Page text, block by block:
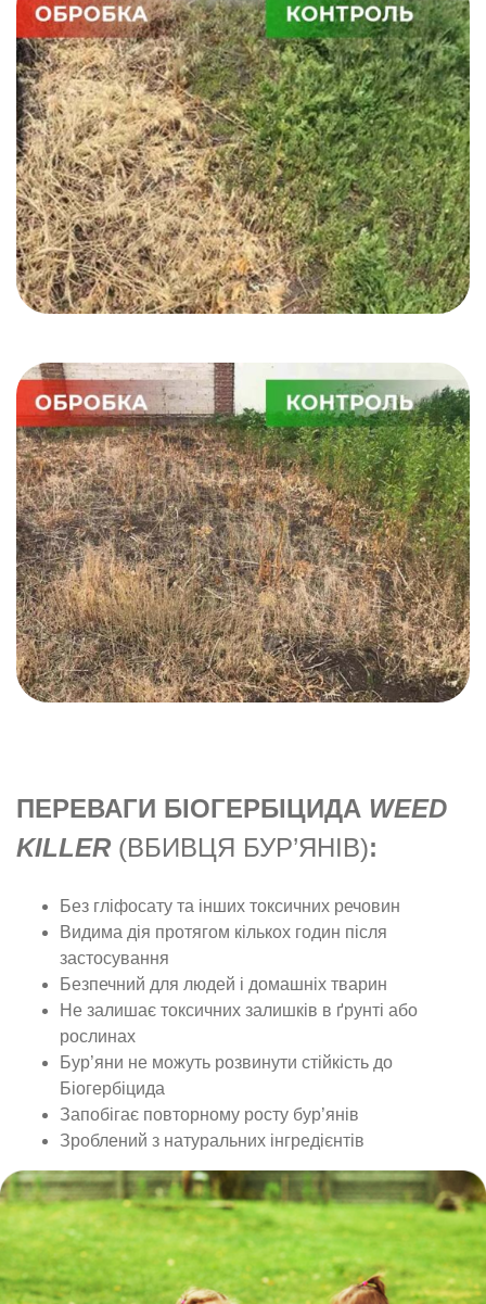
ПЕРЕВАГИ БІОГЕРБІЦИДА WEED
KILLER (ВБИВЦЯ БУР’ЯНІВ):
Без гліфосату та інших токсичних речовин
Видима дія протягом кількох годин після
застосування
Безпечний для людей і домашніх тварин
Не залишає токсичних залишків в ґрунті або
рослинах
Бур’яни не можуть розвинути стійкість до
Біогербіцида
Запобігає повторному росту бур’янів
Зроблений з натуральних інгредієнтів